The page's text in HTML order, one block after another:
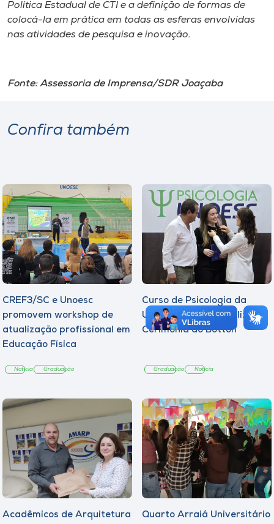
Política Estadual de CTI e a definição de formas de
colocá-la em prática em todas as esferas envolvidas
nas atividades de pesquisa e inovação.
Fonte: Assessoria de Imprensa/SDR Joaçaba
Confira também
CREF3/SC e Unoesc
promovem workshop de
atualização profissional em
Educação Física
Notícia Graduação
Curso de Psicologia da
Unoesc Joaçaba realiza 2ª
Cerimônia do Botton
Graduação Notícia
Acadêmicos de Arquitetura Quarto Arraiá Universitário